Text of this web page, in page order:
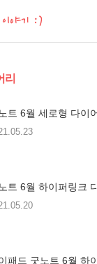
이야기 :)
리
트 6월 세로형 다이
트 6월 하이퍼링크
패드 굿노트 6월 하